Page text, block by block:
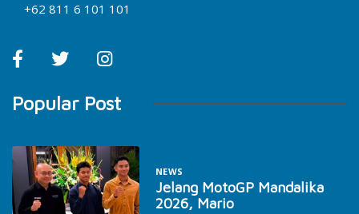
+62 811 6 101 101
Popular Post
NEWS
Jelang MotoGP Mandalika
2026, Mario